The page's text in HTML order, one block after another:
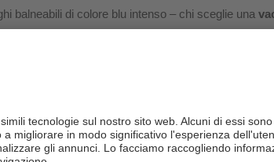
balneabili di colore blu intenso – chi sceglie una
resterà entusiasta della parte più
vacanza
stelle lungo la Strada del Vino e nel Sud dell’Alto
vacanza unica3 stelle andando in bicicletta e
in fiore e malghe, nuotando o rilassandovi al